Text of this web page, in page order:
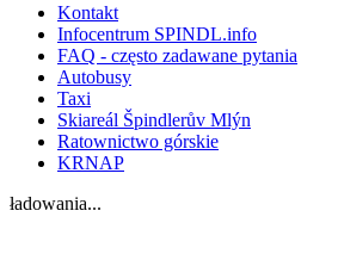
Kontakt
Infocentrum SPINDL.info
FAQ - często zadawane pytania
Autobusy
Taxi
Skiareál Špindlerův Mlýn
Ratownictwo górskie
KRNAP
ładowania...